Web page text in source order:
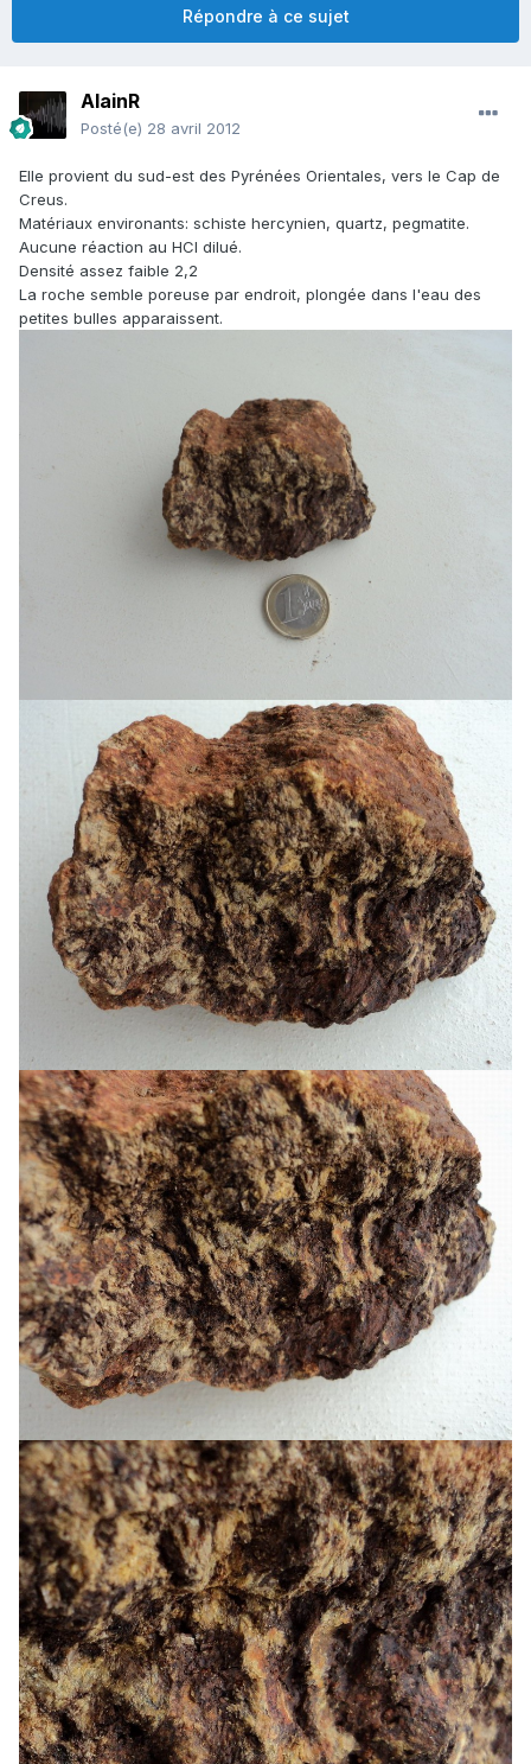
Répondre à ce sujet
AlainR
Posté(e) 28 avril 2012
Elle provient du sud-est des Pyrénées Orientales, vers le Cap de
Creus.
Matériaux environants: schiste hercynien, quartz, pegmatite.
Aucune réaction au HCl dilué.
Densité assez faible 2,2
La roche semble poreuse par endroit, plongée dans l'eau des
petites bulles apparaissent.